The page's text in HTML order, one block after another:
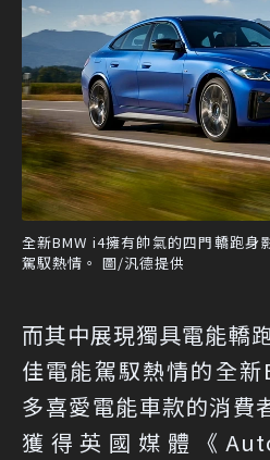
全新BMW i4擁有帥氣的四門轎跑身
駕馭熱情。 圖/汎德提供
而其中展現獨具電能轎
佳電能駕馭熱情的全
多喜愛電能車款的消費
獲得英國媒體《